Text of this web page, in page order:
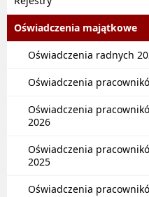
Oświadczenia majątkowe
Oświadczenia radnych
Oświadczenia
Oświadczenia
2026
Oświadczenia
2025
Oświadczenia